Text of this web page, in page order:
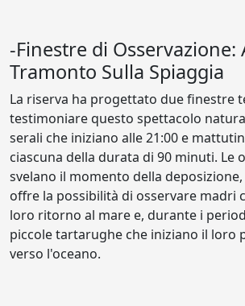
-Finestre di Osservazione:
Tramonto Sulla Spiaggia
La riserva ha progettato due finestre
testimoniare questo spettacolo
serali che iniziano alle 21:00 e
ciascuna della durata di 90 minuti. Le
svelano il momento della
offre la possibilità di osservare madri
loro ritorno al mare e, durante i
piccole tartarughe che iniziano il loro
verso l'oceano.